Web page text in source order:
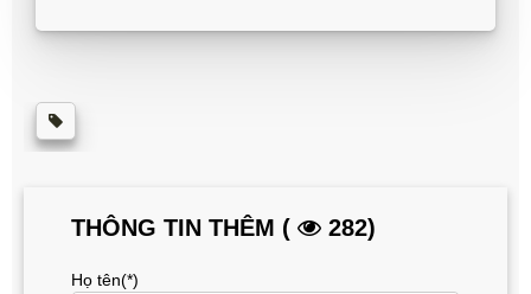
THÔNG TIN THÊM ( 282)
Họ tên(*)